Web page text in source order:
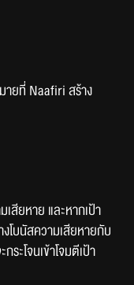
ายที่ Naafiri สร้าง
สียหาย และหากเป้า
โบนัสความเสียหายกับ
ะโจนเข้าโจมตีเป้า